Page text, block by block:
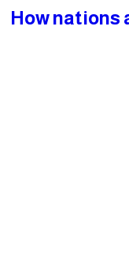
How nations